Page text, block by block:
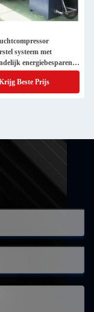
systeem met
energiebesparend
Beste Prijs